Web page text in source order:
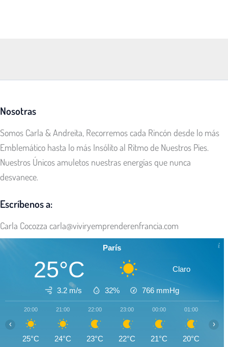
Nosotras
Somos Carla & Andreita, Recorremos cada Rincón desde lo más
Emblemático hasta lo más Insólito al Ritmo de Nuestros Pies.
Nuestros Únicos amuletos nuestras energías que nunca
desvanece.
Escríbenos a:
Carla Cocozza carla@viviryemprenderenfrancia.com
París
25°C Claro
3.2 m/s 32% 766 mmHg
20:00
25°C
21:00
24°C
22:00
23°C
23:00
22°C
00:00
21°C
01:00
20°C
‹ ›